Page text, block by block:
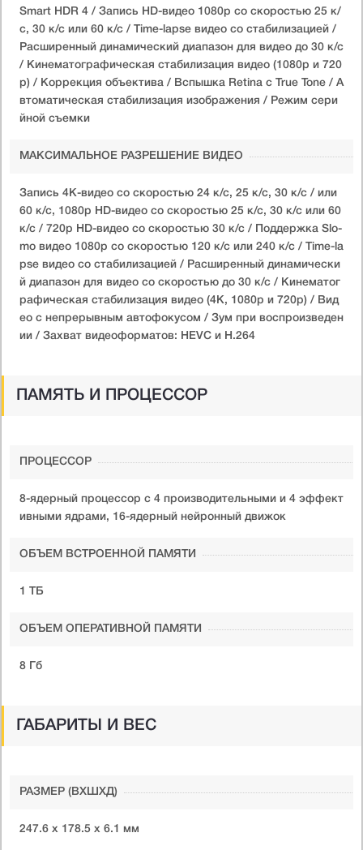
Smart HDR 4 / Запись HD-видео 1080p со скоростью 25 к/
с, 30 к/с или 60 к/с / Time-lapse видео со стабилизацией /
Расширенный динамический диапазон для видео до 30 к/с
/ Кинематографическая стабилизация видео (1080p и 720
p) / Коррекция объектива / Вспышка Retina с True Tone / А
втоматическая стабилизация изображения / Режим сери
йной съемки
МАКСИМАЛЬНОЕ РАЗРЕШЕНИЕ ВИДЕО
Запись 4K-видео со скоростью 24 к/с, 25 к/с, 30 к/с / или
60 к/с, 1080p HD-видео со скоростью 25 к/с, 30 к/с или 60
к/с / 720p HD-видео со скоростью 30 к/с / Поддержка Slo-
mo видео 1080p со скоростью 120 к/с или 240 к/с / Time-la
pse видео со стабилизацией / Расширенный динамически
й диапазон для видео со скоростью до 30 к/с / Кинематог
рафическая стабилизация видео (4K, 1080p и 720p) / Вид
ео с непрерывным автофокусом / Зум при воспроизведен
ии / Захват видеоформатов: HEVC и H.264
ПАМЯТЬ И ПРОЦЕССОР
ПРОЦЕССОР
8-ядерный процессор с 4 производительными и 4 эффект
ивными ядрами, 16-ядерный нейронный движок
ОБЪЕМ ВСТРОЕННОЙ ПАМЯТИ
1 ТБ
ОБЪЕМ ОПЕРАТИВНОЙ ПАМЯТИ
8 Гб
ГАБАРИТЫ И ВЕС
РАЗМЕР (ВXШXД)
247.6 х 178.5 х 6.1 мм